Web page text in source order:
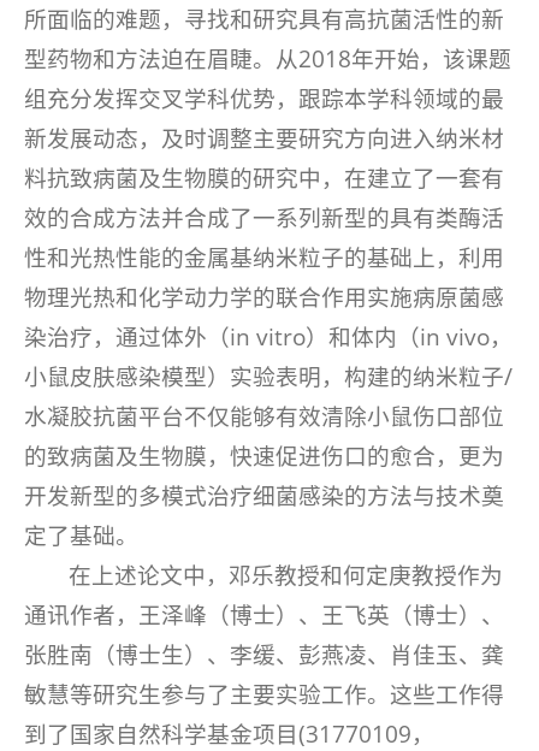
所面临的难题，寻找和研究具有高抗菌活性的新
型药物和方法迫在眉睫。从2018年开始，该课题
组充分发挥交叉学科优势，跟踪本学科领域的最
新发展动态，及时调整主要研究方向进入纳米材
料抗致病菌及生物膜的研究中，在建立了一套有
效的合成方法并合成了一系列新型的具有类酶活
性和光热性能的金属基纳米粒子的基础上，利用
物理光热和化学动力学的联合作用实施病原菌感
染治疗，通过体外（in vitro）和体内（in vivo，
小鼠皮肤感染模型）实验表明，构建的纳米粒子/
水凝胶抗菌平台不仅能够有效清除小鼠伤口部位
的致病菌及生物膜，快速促进伤口的愈合，更为
开发新型的多模式治疗细菌感染的方法与技术奠
定了基础。
在上述论文中，邓乐教授和何定庚教授作为
通讯作者，王泽峰（博士）、王飞英（博士）、
张胜南（博士生）、李缓、彭燕凌、肖佳玉、龚
敏慧等研究生参与了主要实验工作。这些工作得
到了国家自然科学基金项目(31770109，